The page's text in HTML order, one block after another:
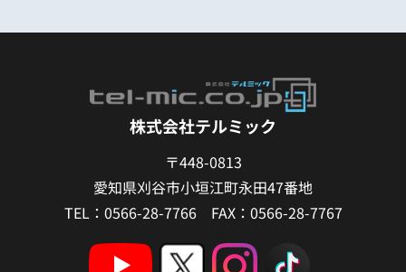
株式会社テルミック
〒448-0813
愛知県刈谷市小垣江町永田47番地
TEL：0566-28-7766 FAX：0566-28-7767